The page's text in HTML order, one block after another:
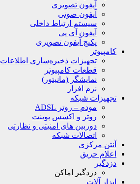
آیفون تصویری
آیفون صوتی
سیستم ارتباط داخلی
آیفون آی پی
پکیج آیفون تصویری
کامپیوتر
تجهیزات ذخیره‌سازی اطلاعات
قطعات کامپیوتر
نمایشگر (مانیتور)
نرم افزار
تجهیزات شبکه
مودم – روتر ADSL
روتر و اکسس پوینت
دوربین های امنیتی و نظارتی
اتصالات شبکه
آنتن مرکزی
اعلام حریق
دزدگیر
دزدگیر اماکن
ابزار آلات